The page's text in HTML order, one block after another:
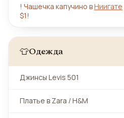
! Чашечка капучино вНиигате
$1!
👕Одежда
Джинсы Levis 501
Платье в Zara / H&M